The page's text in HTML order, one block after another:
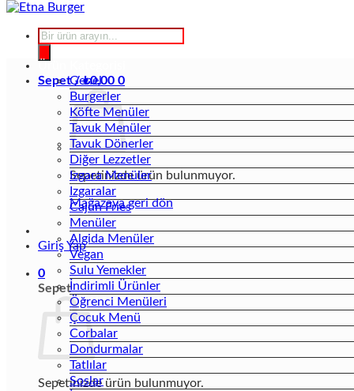
Products
search
Sepet /₺0,00 0
Sepetinizde ürün bulunmuyor.
Mağazaya geri dön
Giriş Yap
0
Sepet
Sepetinizde ürün bulunmuyor.
Genel
Burgerler
Köfte Menüler
Tavuk Menüler
Tavuk Dönerler
Diğer Lezzetler
Izgara Menüler
Izgaralar
Cajun Fries
Menüler
Algida Menüler
Vegan
Sulu Yemekler
İndirimli Ürünler
Öğrenci Menüleri
Çocuk Menü
Corbalar
Dondurmalar
Tatlılar
Soslar